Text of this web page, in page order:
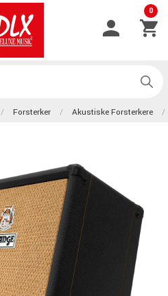
0
Forsterker Akustiske Forsterkere